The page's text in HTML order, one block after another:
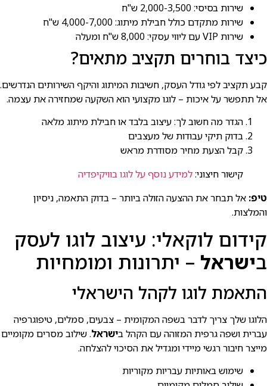
שירות בסיסי: 2,000-3,500 ש"ח
שירות מתקדם כולל חבילת מיתוג: 4,000-7,000 ש"ח
שירות VIP עם ליווי עסקי: 8,000 ש"ח ומעלה
כיצד בוחרים תקציב מתאים?
קבע תקציב לפי גודל העסק, חשיבות המיתוג והיקף השירותים הנדרשים.
אל תתפשר על איכות – לוגו מקצועי הוא השקעה שמחזירה את עצמה.
הגדר מה חשוב לך: עיצוב בלבד או חבילת מיתוג מלאה
בדוק תיקי עבודות של מעצבים
קבל הצעת מחיר מסודרת מראש
קישור חיצוני:למידע נוסף על לוגו בוויקיפדיה
טיפ: אל תבחר את ההצעה הזולה ביותר – בדוק התאמה, ניסיון
והמלצות.
קידום לוקאלי: עיצוב לוגו לעסק
בישראל – יתרונות ומומחיות
התאמת לוגו לקהל הישראלי
הלוגו שלך צריך לדבר בשפה המקומית – צבעים, סמלים, טיפוגרפיה
עברית ושפה גרפית המזוהה עם הקהל בישראל. שילוב מסרים מקומיים
מייצר חיבור רגשי מיידי ומגדיל את הסיכוי להצלחה.
שימוש באותיות עבריות מקוריות